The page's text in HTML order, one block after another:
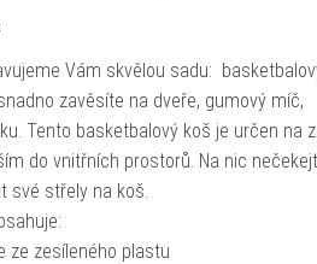
Vám skvělou sadu:
zavěsíte na dveře, gumový míč,
Tento basketbalový koš je určen na
do vnitřních prostorů. Na nic
své střely na koš.
ze zesíleného plastu